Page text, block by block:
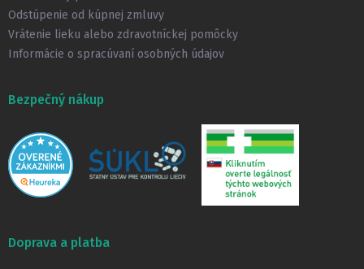
Odstúpenie od kúpnej zmluvy
Vrátenie lieku alebo zdravotníckej pomôcky
Informácie o spracúvaní osobných údajov
Bezpečný nákup
Doprava a platba